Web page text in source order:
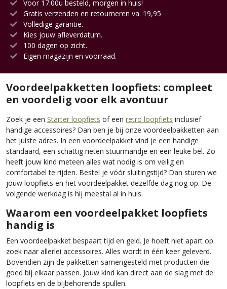
Voor 17:00u besteld, morgen in huis!
Gratis verzenden en retourneren va. 19,95
Volledige garantie.
Kies jouw afleverdatum.
100 dagen op zicht.
Eigen magazijn en voorraad.
Voordeelpakketten loopfiets: compleet
en voordelig voor elk avontuur
Zoek je een Starter loopfiets of een retro loopfiets inclusief
handige accessoires? Dan ben je bij onze voordeelpakketten aan
het juiste adres. In een voordeelpakket vind je een handige
standaard, een schattig rieten stuurmandje en een leuke bel. Zo
heeft jouw kind meteen alles wat nodig is om veilig en
comfortabel te rijden. Bestel je vóór sluitingstijd? Dan sturen we
jouw loopfiets en het voordeelpakket dezelfde dag nog op. De
volgende werkdag is hij meestal al in huis.
Waarom een voordeelpakket loopfiets
handig is
Een voordeelpakket bespaart tijd en geld. Je hoeft niet apart op
zoek naar allerlei accessoires. Alles wordt in één keer geleverd.
Bovendien zijn de pakketten samengesteld met producten die
goed bij elkaar passen. Jouw kind kan direct aan de slag met de
loopfiets en de bijbehorende spullen.